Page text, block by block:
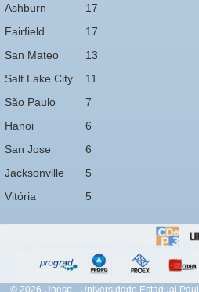
Ashburn
17
Fairfield
17
San Mateo
13
Salt Lake City
11
São Paulo
7
Hanoi
6
San Jose
6
Jacksonville
5
Vitória
5
© 2026 Unesp - Universidade Estadual